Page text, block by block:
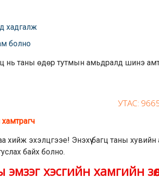
хадгалж
болно
нь таны өдөр тутмын амьдралд шинэ
УТАС:
хийж эхэлцгээе! Энэхүү багц таны
байх болно.
хэсгийн хамгийн